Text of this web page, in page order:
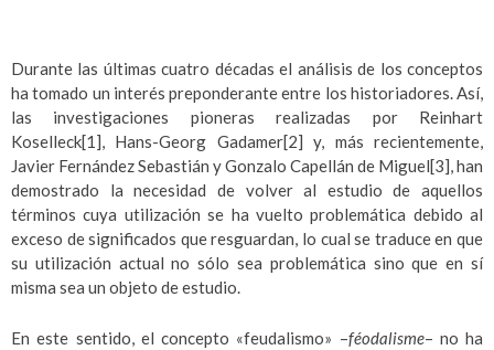
Durante las últimas cuatro décadas el análisis de los conceptos
ha tomado un interés preponderante entre los historiadores. Así,
las investigaciones pioneras realizadas por Reinhart
Koselleck[1], Hans-Georg Gadamer[2] y, más recientemente,
Javier Fernández Sebastián y Gonzalo Capellán de Miguel[3], han
demostrado la necesidad de volver al estudio de aquellos
términos cuya utilización se ha vuelto problemática debido al
exceso de significados que resguardan, lo cual se traduce en que
su utilización actual no sólo sea problemática sino que en sí
misma sea un objeto de estudio.
En este sentido, el concepto «feudalismo» –féodalisme– no ha